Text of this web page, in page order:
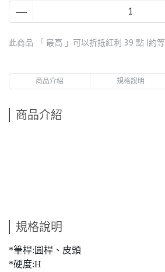
此商品 「 最高 」可以折抵紅利 39 點 (約
商品介紹 規格說明
商品介紹
規格說明
*筆桿:圓桿、皮頭
*硬度:H